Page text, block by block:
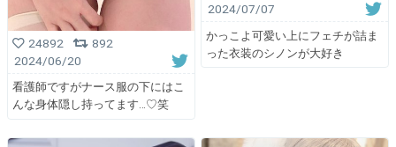
24892
892
2024/06/20
看護師ですがナース服の下にはこ
んな身体隠し持ってます…♡笑
2024/07/07
かっこよ可愛い上にフェチが詰ま
った衣装のシノンが大好き